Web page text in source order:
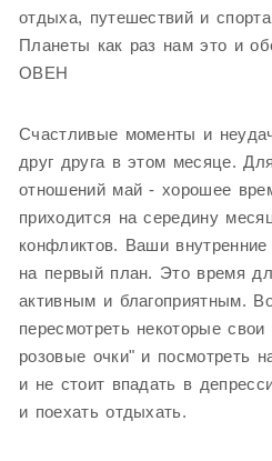
отдыха, путешествий и
Планеты как раз нам это и
ОВЕН
Счастливые моменты и
друг друга в этом месяце.
отношений май - хорошее
приходится на середину
конфликтов. Ваши внутренние
на первый план. Это время
активным и благоприятным.
пересмотреть некоторые
розовые очки" и посмотреть
и не стоит впадать в
и поехать отдыхать.